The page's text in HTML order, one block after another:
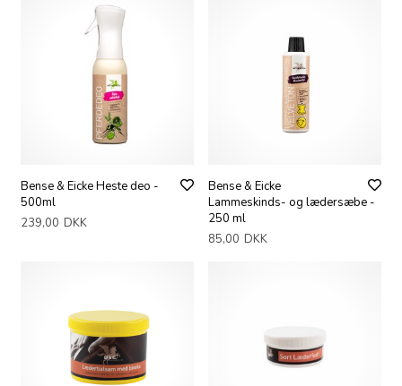
Bense & Eicke Heste deo -
500ml
239,00 DKK
Bense & Eicke
Lammeskinds- og lædersæbe -
250 ml
85,00 DKK